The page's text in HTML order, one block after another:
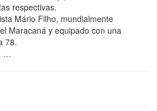
respectivas.
Mário Filho, mundialmente
Maracaná y equipado con una
78.
…